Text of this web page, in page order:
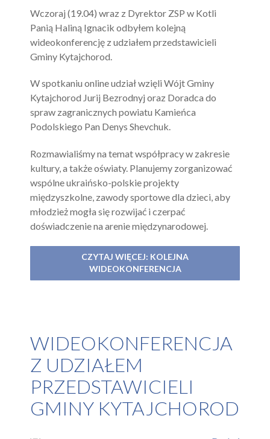
Wczoraj (19.04) wraz z Dyrektor ZSP w Kotli
Panią Haliną Ignacik odbyłem kolejną
wideokonferencję z udziałem przedstawicieli
Gminy Kytajchorod.
W spotkaniu online udział wzięli Wójt Gminy
Kytajchorod Jurij Bezrodnyj oraz Doradca do
spraw zagranicznych powiatu Kamieńca
Podolskiego Pan Denys Shevchuk.
Rozmawialiśmy na temat współpracy w zakresie
kultury, a także oświaty. Planujemy zorganizować
wspólne ukraińsko-polskie projekty
międzyszkolne, zawody sportowe dla dzieci, aby
młodzież mogła się rozwijać i czerpać
doświadczenie na arenie międzynarodowej.
CZYTAJ WIĘCEJ: KOLEJNA
WIDEOKONFERENCJA
WIDEOKONFERENCJA
Z UDZIAŁEM
PRZEDSTAWICIELI
GMINY KYTAJCHOROD